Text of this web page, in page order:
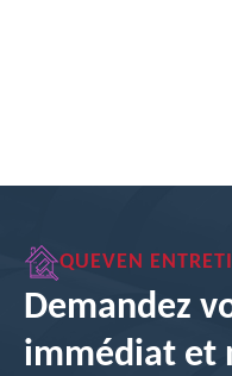
QUEVEN
Demandez
immédiat et